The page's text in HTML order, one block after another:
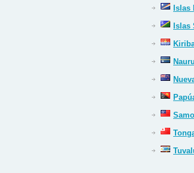
Islas
Islas
Nauru